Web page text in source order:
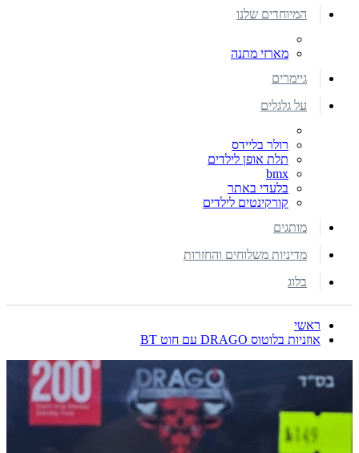
המיוחדים שלנו
מארזי מתנה
גיימרים
על גלגלים
רולר בליידס
תלת אופן לילדים
bmx
בלעדי באתר
קורקינטים לילדים
מותגים
מדיניות משלוחים והחזרות
בלוג
ראשי
אוזניות בלוטוס DRAGO עם חוט BT